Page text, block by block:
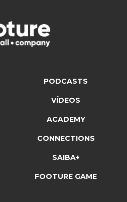
PODCASTS
VÍDEOS
ACADEMY
CONNECTIONS
SAIBA+
FOOTURE GAME